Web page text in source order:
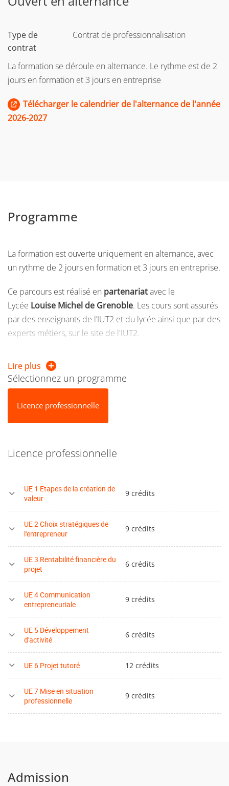
Type de
contrat
Contrat de professionnalisation
La formation se déroule en alternance. Le rythme est de 2
jours en formation et 3 jours en entreprise
Télécharger le calendrier de l'alternance de l'année
2026-2027
Programme
La formation est ouverte uniquement en alternance, avec
un rythme de 2 jours en formation et 3 jours en entreprise.
Ce parcours est réalisé en partenariatavec le
Lycée Louise Michel de Grenoble. Les cours sont assurés
par des enseignants de l’IUT2 et du lycée ainsi que par des
experts métiers, sur le site de l'IUT2.
Lire plus
Sélectionnez un programme
Licence professionnelle
Licence professionnelle
UE 1 Etapes de la création de
valeur
9 crédits
UE 2 Choix stratégiques de
l'entrepreneur
9 crédits
UE 3 Rentabilité financière du
projet
6 crédits
UE 4 Communication
entrepreneuriale
9 crédits
UE 5 Développement
d'activité
6 crédits
UE 6 Projet tutoré 12 crédits
UE 7 Mise en situation
professionnelle
9 crédits
Admission